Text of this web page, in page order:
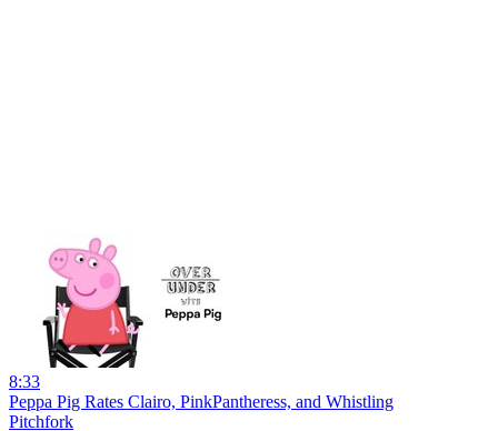
8:33
Peppa Pig Rates Clairo, PinkPantheress, and Whistling
Pitchfork